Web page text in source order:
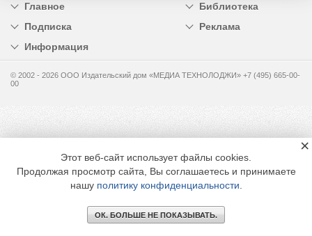
Главное
Библиотека
Подписка
Реклама
Информация
© 2002 - 2026 OOO Издательский дом «МЕДИА ТЕХНОЛОДЖИ» +7 (495) 665-00-
00
Этот веб-сайт использует файлы cookies.
Продолжая просмотр сайта, Вы соглашаетесь и принимаете
нашу политику конфиденциальности
ОК. БОЛЬШЕ НЕ ПОКАЗЫВАТЬ.
×